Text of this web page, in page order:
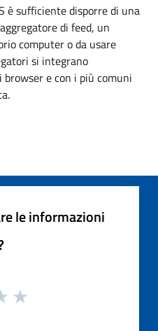
è sufficiente disporre di una
di feed, un
computer o da usare
si integrano
e con i più comuni
le informazioni